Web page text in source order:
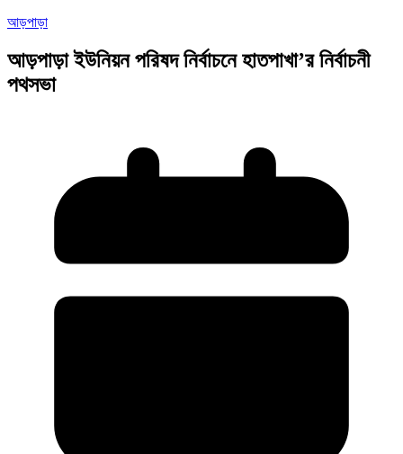
আড়পাড়া
আড়পাড়া ইউনিয়ন পরিষদ নির্বাচনে হাতপাখা’র নির্বাচনী
পথসভা